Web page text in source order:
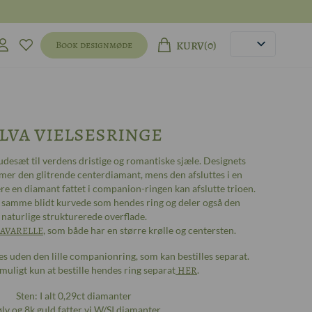
Book designmøde KURV(0)
vielsesringe
til verdens dristige og romantiske sjæle. Designets
den glitrende centerdiamant, mens den afsluttes i en
en diamant fattet i companion-ringen kan afslutte trioen.
blidt kurvede som hendes ring og deler også den
naturlige strukturerede overflade.
AVARELLE, som både har en større krølle og centersten.
uden den lille companionring, som kan bestilles separat.
kun at bestille hendes ring separat HER.
Sten: I alt 0,29ct diamanter
og 8k guld fatter vi W/SI diamanter